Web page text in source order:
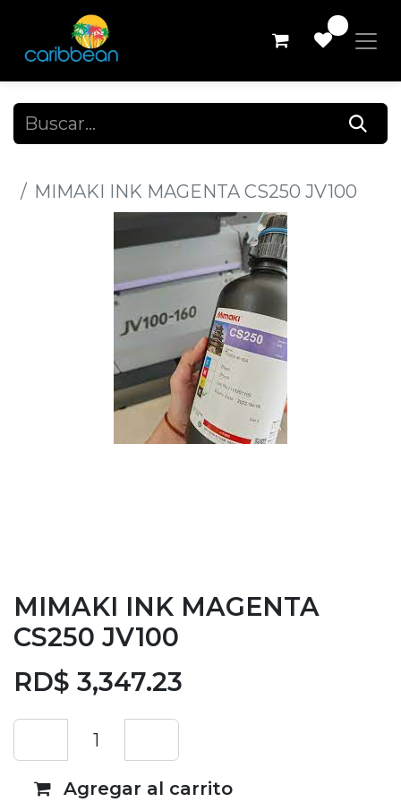
MIMAKI INK MAGENTA CS250 JV100
MIMAKI INK MAGENTA
CS250 JV100
RD$ 3,347.23
Agregar al carrito